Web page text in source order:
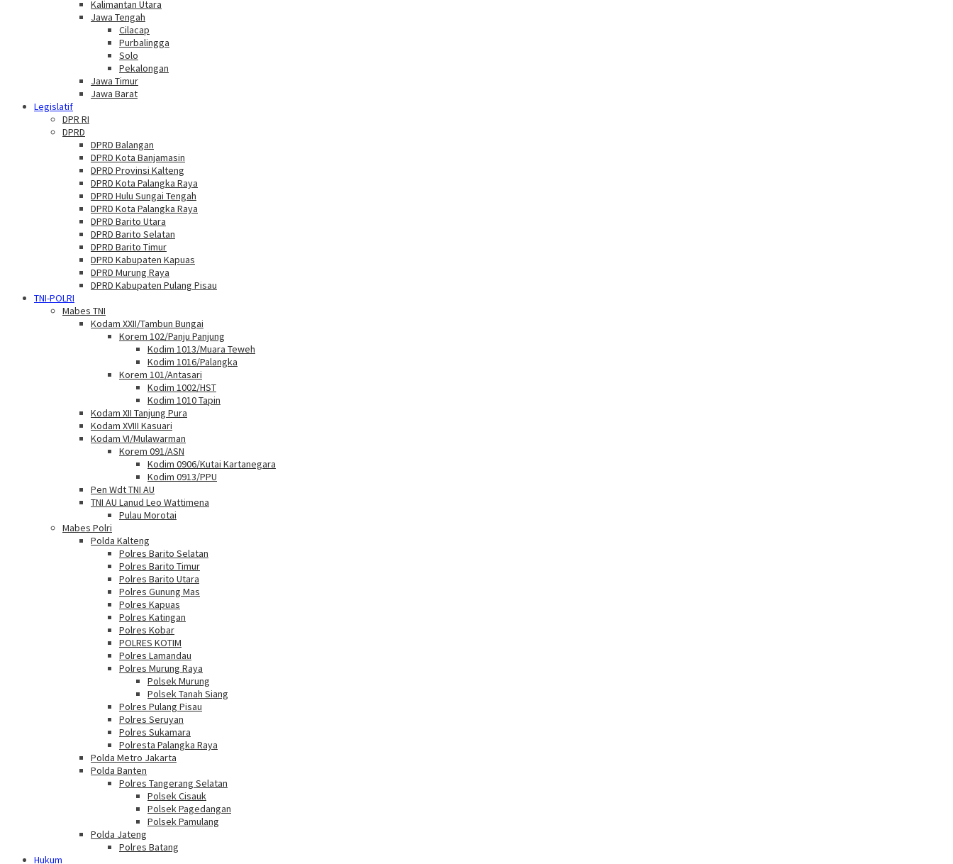
Kalimantan Utara
Jawa Tengah
Cilacap
Purbalingga
Solo
Pekalongan
Jawa Timur
Jawa Barat
Legislatif
DPR RI
DPRD
DPRD Balangan
DPRD Kota Banjamasin
DPRD Provinsi Kalteng
DPRD Kota Palangka Raya
DPRD Hulu Sungai Tengah
DPRD Kota Palangka Raya
DPRD Barito Utara
DPRD Barito Selatan
DPRD Barito Timur
DPRD Kabupaten Kapuas
DPRD Murung Raya
DPRD Kabupaten Pulang Pisau
TNI-POLRI
Mabes TNI
Kodam XXII/Tambun Bungai
Korem 102/Panju Panjung
Kodim 1013/Muara Teweh
Kodim 1016/Palangka
Korem 101/Antasari
Kodim 1002/HST
Kodim 1010 Tapin
Kodam XII Tanjung Pura
Kodam XVIII Kasuari
Kodam VI/Mulawarman
Korem 091/ASN
Kodim 0906/Kutai Kartanegara
Kodim 0913/PPU
Pen Wdt TNI AU
TNI AU Lanud Leo Wattimena
Pulau Morotai
Mabes Polri
Polda Kalteng
Polres Barito Selatan
Polres Barito Timur
Polres Barito Utara
Polres Gunung Mas
Polres Kapuas
Polres Katingan
Polres Kobar
POLRES KOTIM
Polres Lamandau
Polres Murung Raya
Polsek Murung
Polsek Tanah Siang
Polres Pulang Pisau
Polres Seruyan
Polres Sukamara
Polresta Palangka Raya
Polda Metro Jakarta
Polda Banten
Polres Tangerang Selatan
Polsek Cisauk
Polsek Pagedangan
Polsek Pamulang
Polda Jateng
Polres Batang
Hukum